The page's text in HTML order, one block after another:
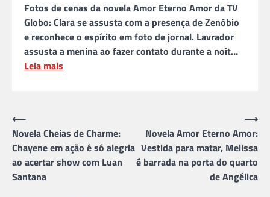
Fotos de cenas da novela Amor Eterno Amor da TV
Globo: Clara se assusta com a presença de Zenóbio
e reconhece o espírito em foto de jornal. Lavrador
assusta a menina ao fazer contato durante a noit…
Leia mais
Navegação
de
Post
⟵
Novela Cheias de Charme:
Chayene em ação é só alegria
ao acertar show com Luan
Santana
Novela Amor Eterno Amor:
Vestida para matar, Melissa
é barrada na porta do quarto
de Angélica
⟶